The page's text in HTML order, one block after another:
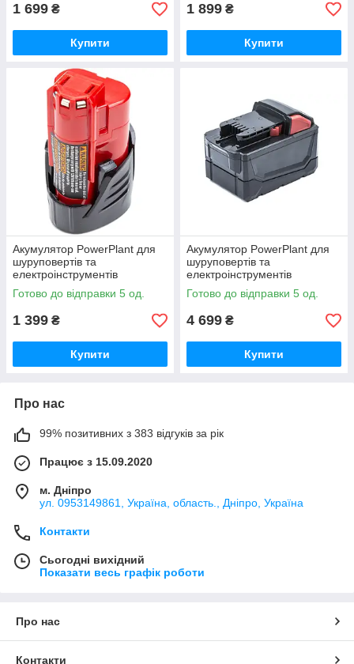
1 699 ₴
Купити
1 899 ₴
Купити
Акумулятор PowerPlant для
шуруповертів та
електроінструментів
MILWAUKEE 12V 3.0Ah Li-ion
(48-11-2440
Готово до відправки 5 од.
1 399 ₴
Купити
Акумулятор PowerPlant для
шуруповертів та
електроінструментів
MILWAUKEE 18V 7.5Ah Li-ion
Готово до відправки 5 од.
4 699 ₴
Купити
Про нас
99% позитивних з 383 відгуків за рік
Працює з 15.09.2020
м. Дніпро
ул. 0953149861, Україна, область., Дніпро, Україна
Контакти
Сьогодні вихідний
Показати весь графік роботи
Про нас
Контакти